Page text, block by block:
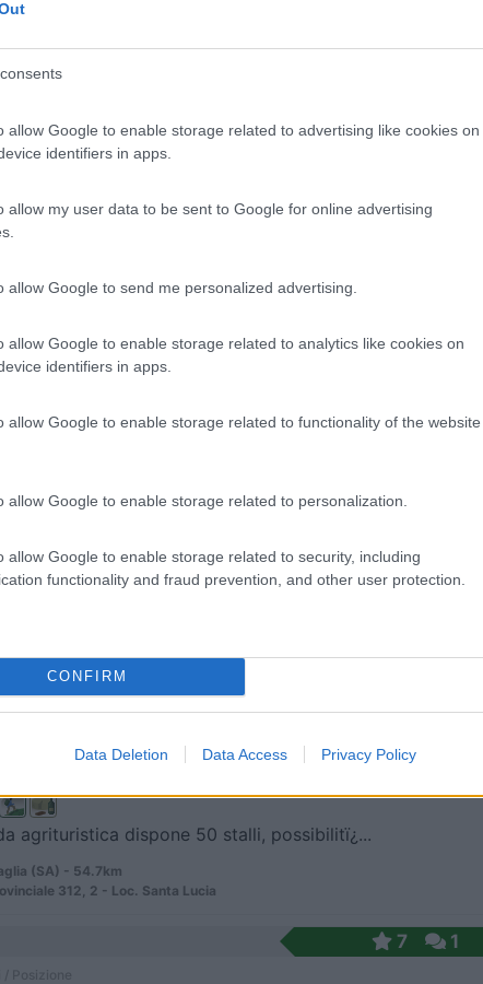
allow Google to enable storage related to advertising like cookies on
identifiers in apps.
allow my user data to be sent to Google for online advertising
allow Google to send me personalized advertising.
allow Google to enable storage related to analytics like cookies on
identifiers in apps.
allow Google to enable storage related to functionality of the website
allow Google to enable storage related to personalization.
allow Google to enable storage related to security, including
functionality and fraud prevention, and other user protection.
CONFIRM
Data Deletion Data Access Privacy Policy
20 veicoli, senza servizi. Il costo di un past...
Magno (SA) - 47.2km
agricola bio, dispone di punto sosta per 10 vei...
Serroni, 1
Posizione
3
agrituristica dispone 50 stalli, possibilitï¿...
(SA) - 54.7km
312, 2 - Loc. Santa Lucia
7 1